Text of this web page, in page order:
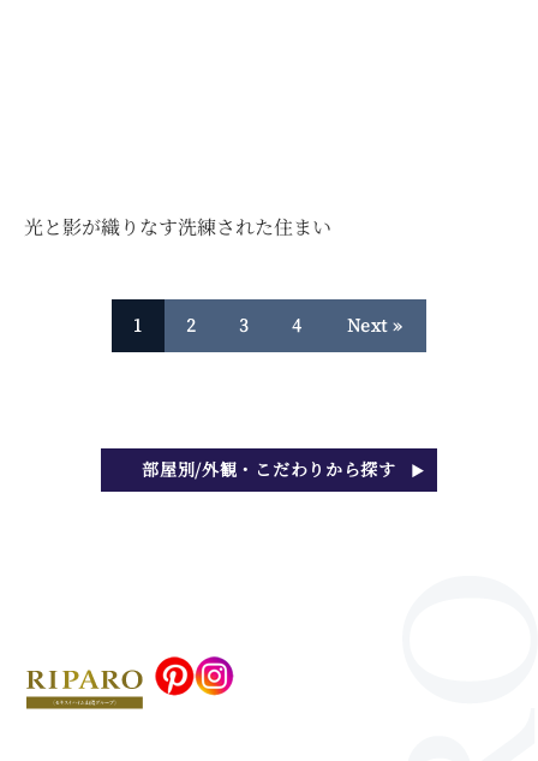
光と影が織りなす洗練された住まい
1 2 3 4 Next »
部屋別/外観・こだわりから探す